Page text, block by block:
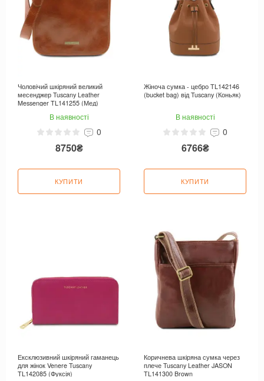
Чоловічий шкіряний великий
месенджер Tuscany Leather
Messenger TL141255 (Мед)
В наявності
0
8750₴
КУПИТИ
Жіноча сумка - цебро TL142146
(bucket bag) від Tuscany (Коньяк)
В наявності
0
6766₴
КУПИТИ
Ексклюзивний шкіряний гаманець
для жінок Venere Tuscany
TL142085 (Фуксія)
Коричнева шкіряна сумка через
плече Tuscany Leather JASON
TL141300 Brown